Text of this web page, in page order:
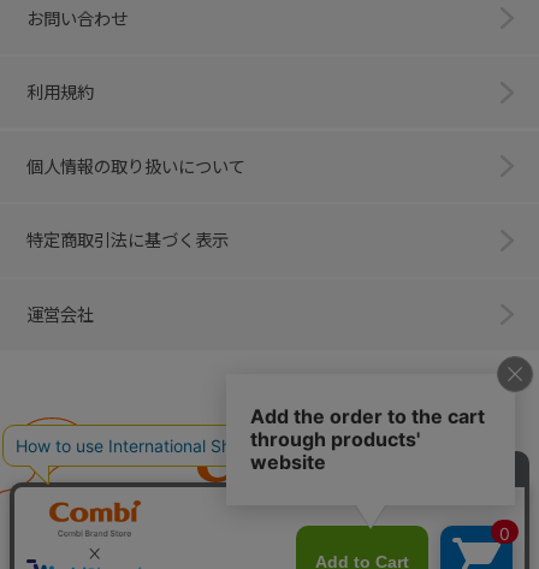
お問い合わせ
利用規約
個人情報の取り扱いについて
特定商取引法に基づく表示
運営会社
子育てに、イノベーションを。
ベビー用品のコンビ株式会社